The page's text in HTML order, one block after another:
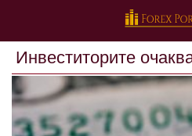
Инвеститорите